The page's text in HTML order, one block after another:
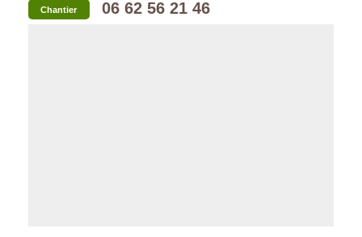
Chantier 06 62 56 21 46